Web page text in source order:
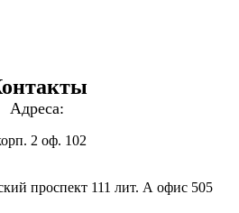
Адреса:
2 оф. 102
проспект 111 лит. А офис 505